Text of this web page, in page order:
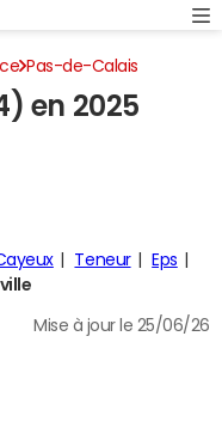
Pas-de-Calais
en 2025
Teneur
Eps
Mise à jour le 25/06/26